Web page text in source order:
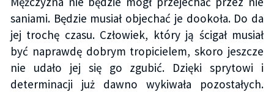
saniami. Będzie musiał objechać je dookoła. Do da
jej trochę czasu. Człowiek, który ją ścigał musiał
być naprawdę dobrym tropicielem, skoro jeszcze
nie udało jej się go zgubić. Dzięki sprytowi i
determinacji już dawno wykiwała pozostałych.